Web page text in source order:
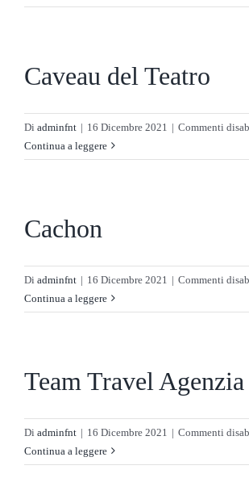
Caveau del Teatro
Di adminfnt | 16 Dicembre 2021 | Commenti
Continua a leggere
Cachon
Di adminfnt | 16 Dicembre 2021 | Commenti
Continua a leggere
Team Travel
Di adminfnt | 16 Dicembre 2021 | Commenti
Continua a leggere